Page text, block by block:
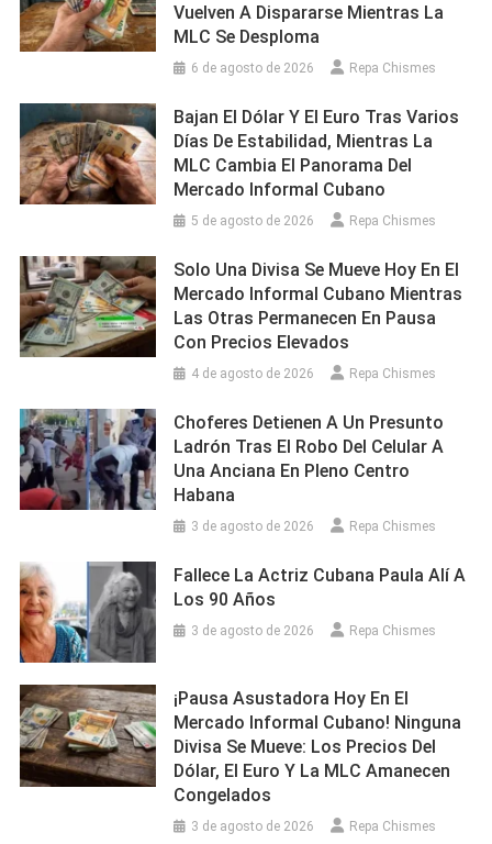
Vuelven A Dispararse Mientras La
MLC Se Desploma
6 de agosto de 2026 Repa Chismes
Bajan El Dólar Y El Euro Tras Varios
Días De Estabilidad, Mientras La
MLC Cambia El Panorama Del
Mercado Informal Cubano
5 de agosto de 2026 Repa Chismes
Solo Una Divisa Se Mueve Hoy En El
Mercado Informal Cubano Mientras
Las Otras Permanecen En Pausa
Con Precios Elevados
4 de agosto de 2026 Repa Chismes
Choferes Detienen A Un Presunto
Ladrón Tras El Robo Del Celular A
Una Anciana En Pleno Centro
Habana
3 de agosto de 2026 Repa Chismes
Fallece La Actriz Cubana Paula Alí A
Los 90 Años
3 de agosto de 2026 Repa Chismes
¡Pausa Asustadora Hoy En El
Mercado Informal Cubano! Ninguna
Divisa Se Mueve: Los Precios Del
Dólar, El Euro Y La MLC Amanecen
Congelados
3 de agosto de 2026 Repa Chismes